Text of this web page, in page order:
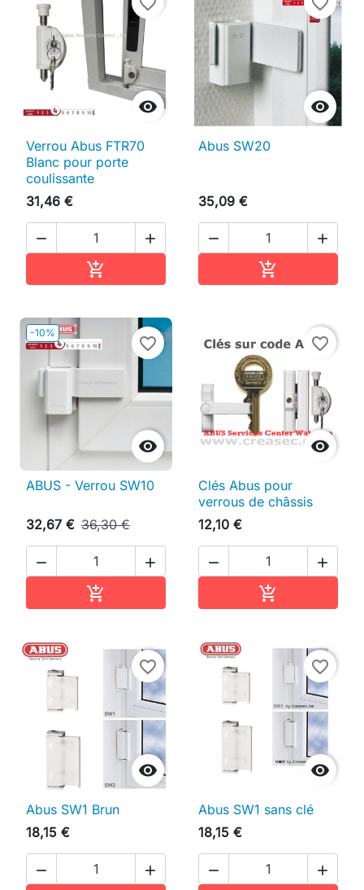

Verrou Abus FTR70
Blanc pour porte
coulissante
31,46 €
 


Abus SW20
35,09 €
 

-10%

favorite_border
ABUS - Verrou SW10
32,67 € 36,30 €
 


favorite_border
Clés Abus pour
verrous de châssis
12,10 €
 


favorite_border
Abus SW1 Brun
18,15 €
 

favorite_border
Abus SW1 sans clé
18,15 €
 